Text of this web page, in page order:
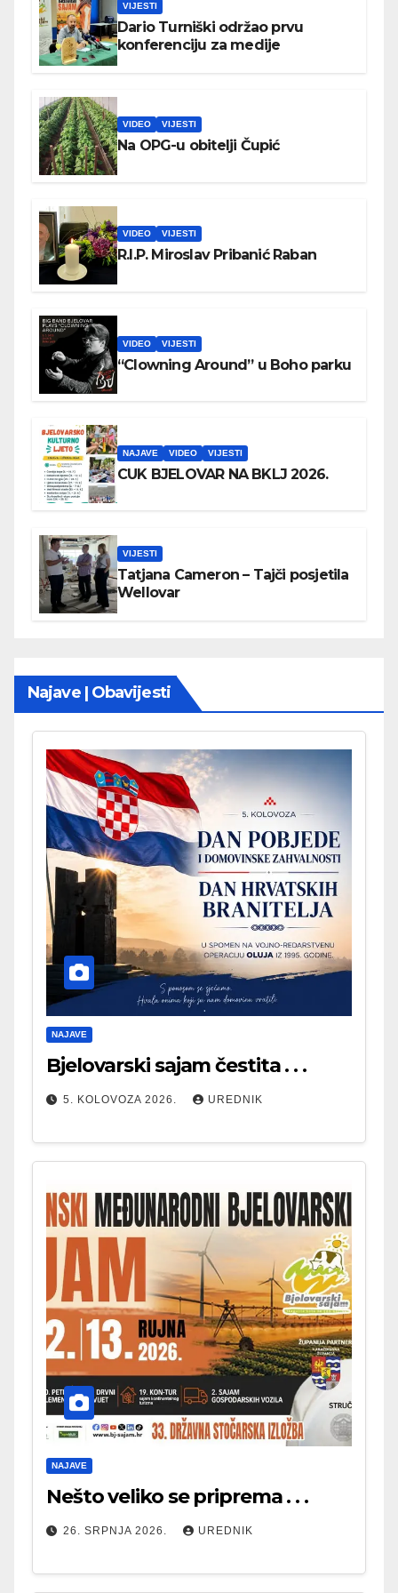
VIJESTI
Dario Turniški održao prvu
konferenciju za medije
VIDEO VIJESTI
Na OPG-u obitelji Čupić
VIDEO VIJESTI
R.I.P. Miroslav Pribanić Raban
VIDEO VIJESTI
“Clowning Around” u Boho parku
NAJAVE VIDEO VIJESTI
CUK BJELOVAR NA BKLJ 2026.
VIJESTI
Tatjana Cameron – Tajči posjetila
Wellovar
Najave | Obavijesti
NAJAVE
Bjelovarski sajam čestita . . .
5. KOLOVOZA 2026. UREDNIK
NAJAVE
Nešto veliko se priprema . . .
26. SRPNJA 2026. UREDNIK